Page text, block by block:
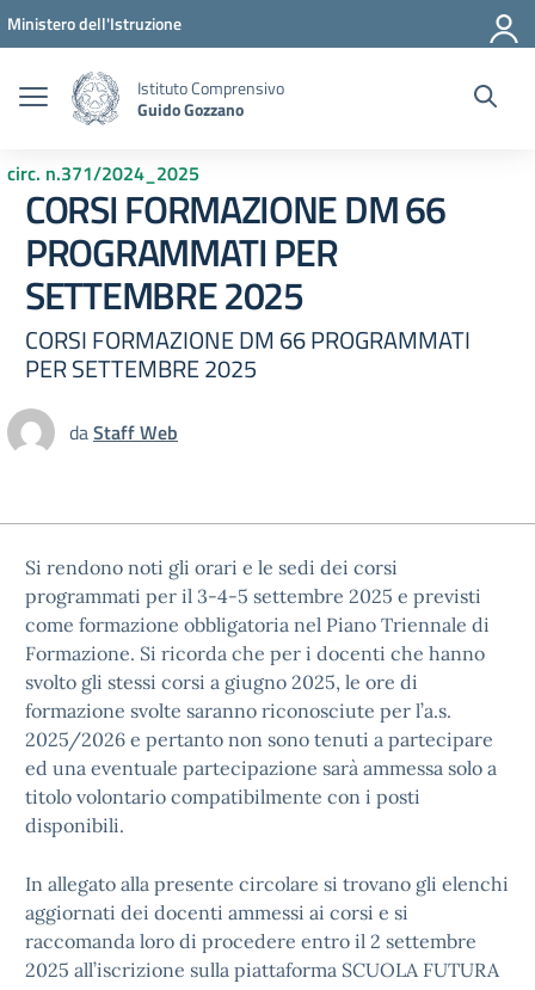
Vai ai contenuti
Vai al menu di navigazione
Vai al footer
Ministero dell'Istruzione
Istituto Comprensivo
Guido Gozzano
circ. n.371/2024_2025
CORSI FORMAZIONE DM 66
PROGRAMMATI PER
SETTEMBRE 2025
CORSI FORMAZIONE DM 66 PROGRAMMATI
PER SETTEMBRE 2025
daStaff Web
Si rendono noti gli orari e le sedi dei corsi
programmati per il 3-4-5 settembre 2025 e previsti
come formazione obbligatoria nel Piano Triennale di
Formazione. Si ricorda che per i docenti che hanno
svolto gli stessi corsi a giugno 2025, le ore di
formazione svolte saranno riconosciute per l’a.s.
2025/2026 e pertanto non sono tenuti a partecipare
ed una eventuale partecipazione sarà ammessa solo a
titolo volontario compatibilmente con i posti
disponibili.
In allegato alla presente circolare si trovano gli elenchi
aggiornati dei docenti ammessi ai corsi e si
raccomanda loro di procedere entro il 2 settembre
2025 all’iscrizione sulla piattaforma SCUOLA FUTURA